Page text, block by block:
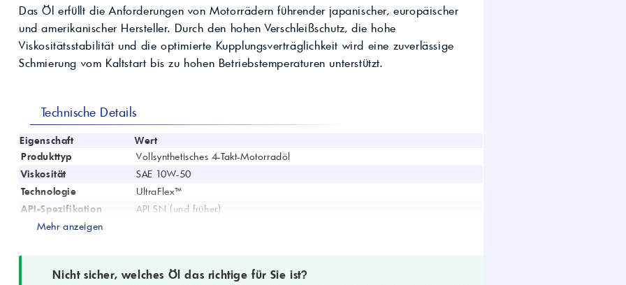
Prozessöle
Produkt anfragen Kontaktieren Sie uns!
&
für Bauchemie &
Tractor Transmission Oil
Kostenloser Maschinen-
Ölcheck
Das Öl erfüllt die Anforderungen von Motorrädern führender japanischer, europäischer
und amerikanischer Hersteller. Durch den hohen Verschleißschutz, die hohe
Viskositätsstabilität und die optimierte Kupplungsverträglichkeit wird eine zuverlässige
Schmierung vom Kaltstart bis zu hohen Betriebstemperaturen unterstützt.
Technische Details
Eigenschaft
Wert
Produkttyp
Vollsynthetisches 4-Takt-Motorradöl
Viskosität
SAE 10W-50
Technologie
UltraFlex™
API-Spezifikation
API SN (und früher)
JASO-Spezifikation
Anwendung
Hochleistungs-Motorräder, anspruchsvolle und schwere Fahrbedingungen
Mehr anzeigen
Nicht sicher, welches Öl das richtige für Sie ist?